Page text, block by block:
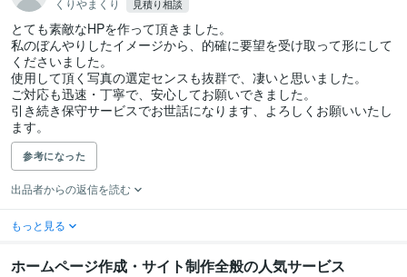
くりやまくり 見積り相談
とても素敵なHPを作って頂きました。
私のぼんやりしたイメージから、的確に要望を受け取って形にして
くださいました。
使用して頂く写真の選定センスも抜群で、凄いと思いました。
ご対応も迅速・丁寧で、安心してお願いできました。
引き続き保守サービスでお世話になります、よろしくお願いいたし
ます。
参考になった
出品者からの返信を読む
もっと見る
ホームページ作成・サイト制作全般の人気サービス